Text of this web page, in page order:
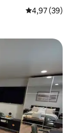
Gemiddelde
4,97 (39)